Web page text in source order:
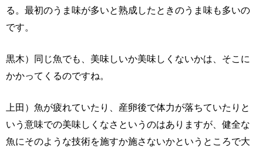
る。最初のうま味が多いと熟成したときのうま味も多いの
です。
黒木）同じ魚でも、美味しいか美味しくないかは、そこに
かかってくるのですね。
上田）魚が疲れていたり、産卵後で体力が落ちていたりと
いう意味での美味しくなさというのはありますが、健全な
魚にそのような技術を施すか施さないかというところで大